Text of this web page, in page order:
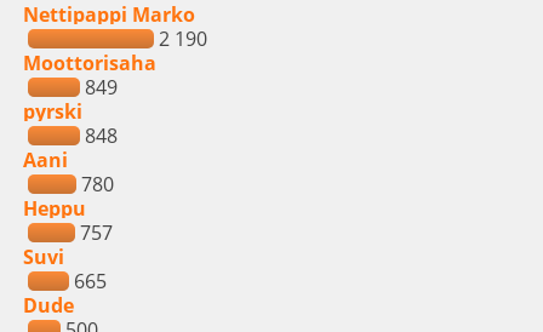
Nettipappi Marko
2 190
Moottorisaha
849
pyrski
848
Aani
780
Heppu
757
Suvi
665
Dude